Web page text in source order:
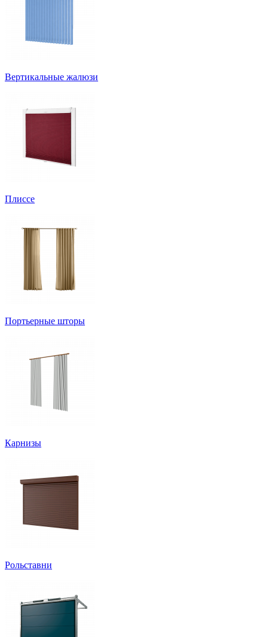
Вертикальные жалюзи
Плиссе
Портьерные шторы
Карнизы
Рольставни